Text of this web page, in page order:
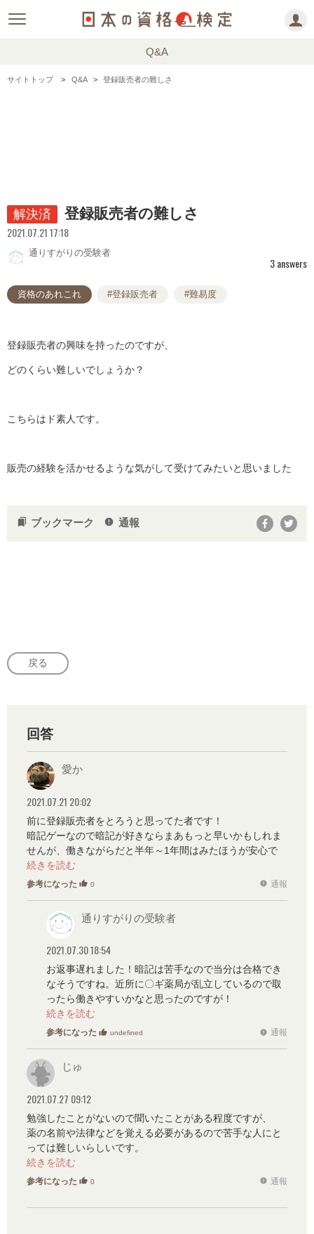
Q&A
サイトトップ Q&A 登録販売者の難しさ
解決済 登録販売者の難しさ
2021.07.21 17:18
通りすがりの受験者
3 answers
資格のあれこれ #登録販売者 #難易度
登録販売者の興味を持ったのですが、
どのくらい難しいでしょうか？
こちらはド素人です。
販売の経験を活かせるような気がして受けてみたいと思いました
bookmarks ブックマーク report 通報
戻る
回答
愛か
2021.07.21 20:02
前に登録販売者をとろうと思ってた者です！
暗記ゲーなので暗記が好きならまあもっと早いかもしれま
せんが、働きながらだと半年～1年間はみたほうが安心で
す。
試験が年1なのでタイミング見計らってください。
参考になった thumb_up 0 report 通報
通りすがりの受験者
2021.07.30 18:54
お返事遅れました！暗記は苦手なので当分は合格でき
なそうですね。近所に〇ギ薬局が乱立しているので取
ったら働きやすいかなと思ったのですが！
「取ろうと思ってた」ということは、もうあきらめて
しまったんですか？
参考になった thumb_up undefined report 通報
じゅ
2021.07.27 09:12
勉強したことがないので聞いたことがある程度ですが、
薬の名前や法律などを覚える必要があるので苦手な人にと
っては難しいらしいです。
一度問題やテキストを見てみるのをお勧めします。
参考になった thumb_up 0 report 通報